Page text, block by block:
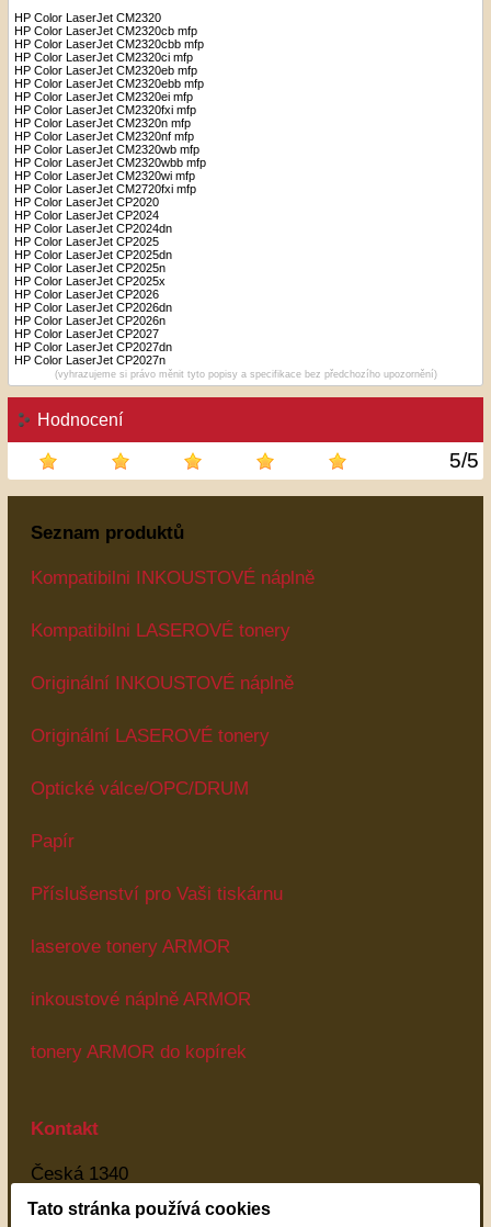
Hodnocení
5/5
HP Color LaserJet CM2320
HP Color LaserJet CM2320cb mfp
HP Color LaserJet CM2320cbb mfp
HP Color LaserJet CM2320ci mfp
HP Color LaserJet CM2320eb mfp
HP Color LaserJet CM2320ebb mfp
HP Color LaserJet CM2320ei mfp
HP Color LaserJet CM2320fxi mfp
HP Color LaserJet CM2320n mfp
HP Color LaserJet CM2320nf mfp
HP Color LaserJet CM2320wb mfp
HP Color LaserJet CM2320wbb mfp
HP Color LaserJet CM2320wi mfp
HP Color LaserJet CM2720fxi mfp
HP Color LaserJet CP2020
HP Color LaserJet CP2024
HP Color LaserJet CP2024dn
HP Color LaserJet CP2025
HP Color LaserJet CP2025dn
HP Color LaserJet CP2025n
HP Color LaserJet CP2025x
HP Color LaserJet CP2026
HP Color LaserJet CP2026dn
HP Color LaserJet CP2026n
HP Color LaserJet CP2027
HP Color LaserJet CP2027dn
HP Color LaserJet CP2027n
(vyhrazujeme si právo měnit tyto popisy a specifikace bez předchozího upozornění)
Seznam produktů
Kompatibilni INKOUSTOVÉ náplně
Kompatibilni LASEROVÉ tonery
Originální INKOUSTOVÉ náplně
Originální LASEROVÉ tonery
Optické válce/OPC/DRUM
Papír
Příslušenství pro Vaši tiskárnu
laserove tonery ARMOR
inkoustové náplně ARMOR
tonery ARMOR do kopírek
Kontakt
Česká 1340
Most
Tato stránka používá cookies